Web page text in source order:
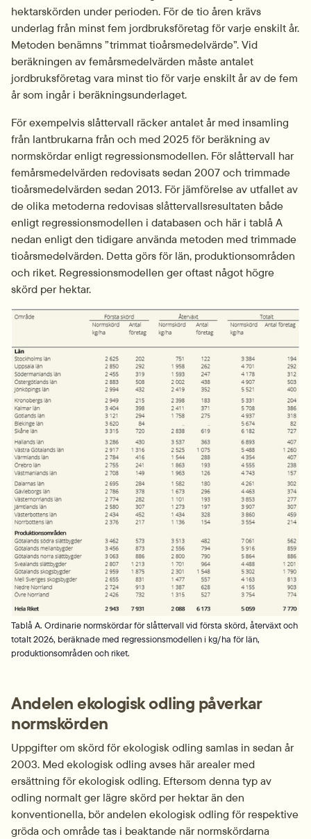
hektarskörden under perioden. För de tio åren krävs
underlag från minst fem jordbruksföretag för varje enskilt år.
Metoden benämns ”trimmat tioårsmedelvärde”. Vid
beräkningen av femårsmedelvärden måste antalet
jordbruksföretag vara minst tio för varje enskilt år av de fem
år som ingår i beräkningsunderlaget.
För exempelvis slåttervall räcker antalet år med insamling
från lantbrukarna från och med 2025 för beräkning av
normskördar enligt regressionsmodellen. För slåttervall har
femårsmedelvärden redovisats sedan 2007 och trimmade
tioårsmedelvärden sedan 2013. För jämförelse av utfallet av
de olika metoderna redovisas slåttervallsresultaten både
enligt regressionsmodellen i databasen och här i tablå A
nedan enligt den tidigare använda metoden med trimmade
tioårsmedelvärden. Detta görs för län, produktionsområden
och riket. Regressionsmodellen ger oftast något högre
skörd per hektar.
Tablå A. Ordinarie normskördar för slåttervall vid första skörd, återväxt och
totalt 2026, beräknade med regressionsmodellen i kg/ha för län,
produktionsområden och riket.
Andelen ekologisk odling påverkar
normskörden
Uppgifter om skörd för ekologisk odling samlas in sedan år
2003. Med ekologisk odling avses här arealer med
ersättning för ekologisk odling. Eftersom denna typ av
odling normalt ger lägre skörd per hektar än den
konventionella, bör andelen ekologisk odling för respektive
gröda och område tas i beaktande när normskördarna